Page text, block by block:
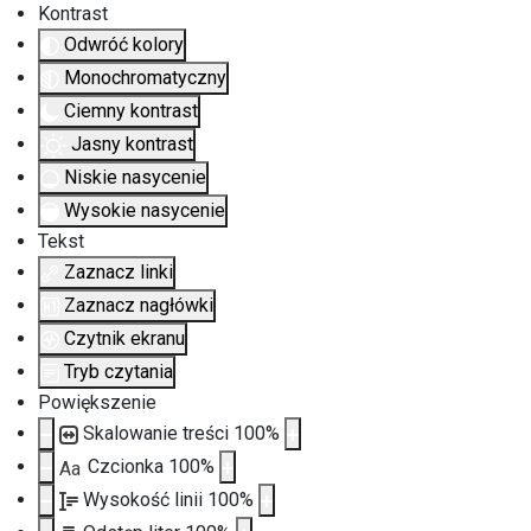
Kontrast
Odwróć kolory
Monochromatyczny
Ciemny kontrast
Jasny kontrast
Niskie nasycenie
Wysokie nasycenie
Tekst
Zaznacz linki
Zaznacz nagłówki
Czytnik ekranu
Tryb czytania
Powiększenie
Skalowanie treści 100%
Aa Czcionka 100%
Wysokość linii 100%